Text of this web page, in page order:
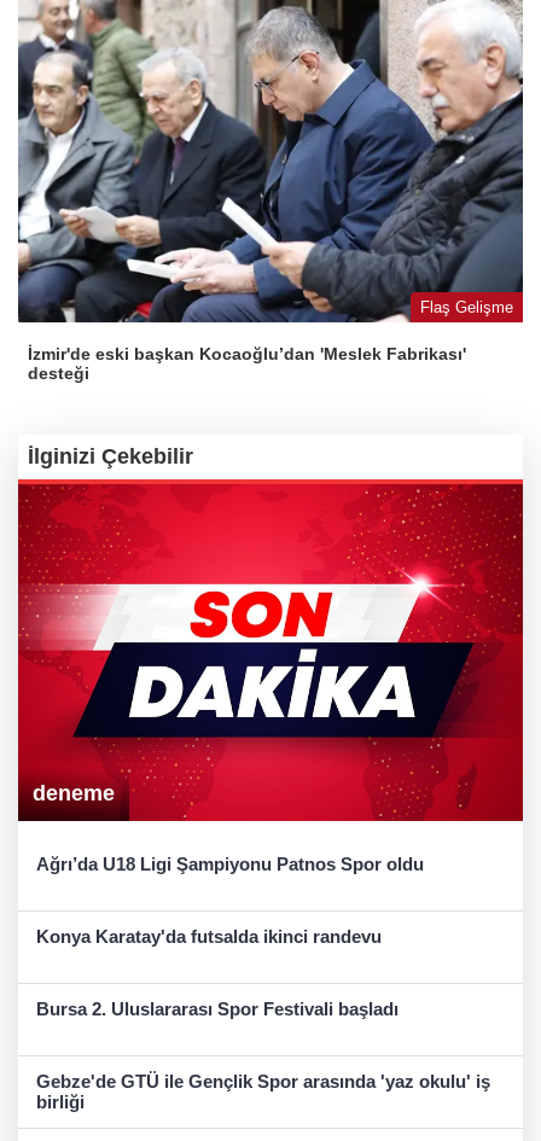
Flaş Gelişme
İzmir'de eski başkan Kocaoğlu’dan 'Meslek Fabrikası'
desteği
İlginizi Çekebilir
deneme
Ağrı’da U18 Ligi Şampiyonu Patnos Spor oldu
Konya Karatay'da futsalda ikinci randevu
Bursa 2. Uluslararası Spor Festivali başladı
Gebze'de GTÜ ile Gençlik Spor arasında 'yaz okulu' iş
birliği